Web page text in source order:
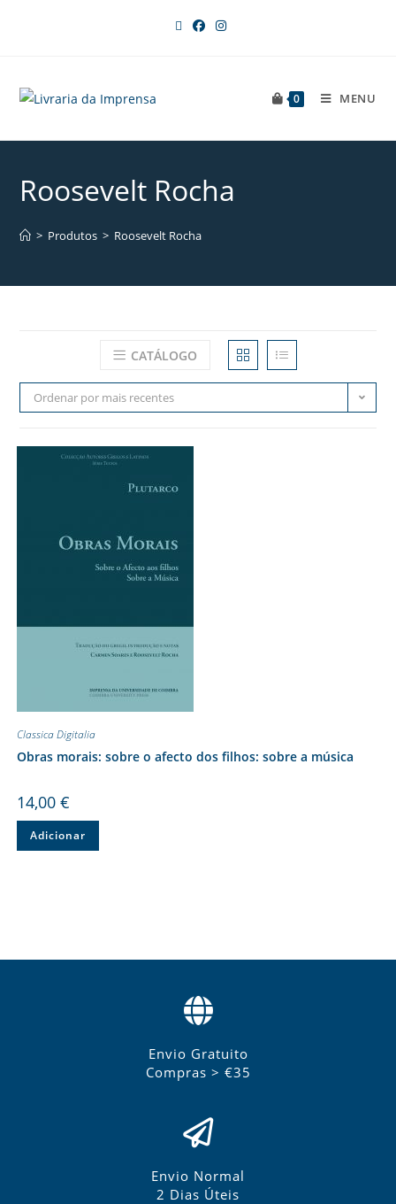
0 MENU
Roosevelt Rocha
> Produtos > Roosevelt Rocha
CATÁLOGO
Ordenar por mais recentes
Classica Digitalia
Obras morais: sobre o afecto dos filhos: sobre a música
14,00 €
Adicionar
Envio Gratuito
Compras > €35
Envio Normal
2 Dias Úteis